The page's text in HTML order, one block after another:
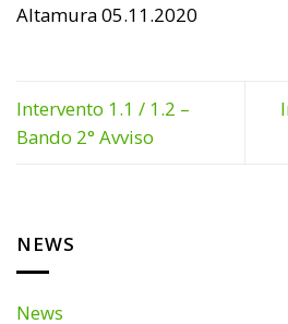
NEWS
News
Altamura 05.11.2020
Intervento 1.1 / 1.2 –
Bando 2° Avviso